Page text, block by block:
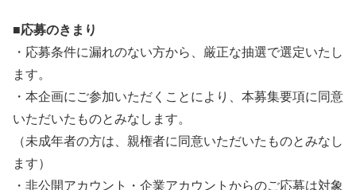
■応募のきまり
・応募条件に漏れのない方から、厳正な抽選で選定いたし
ます。
・本企画にご参加いただくことにより、本募集要項に同意
いただいたものとみなします。
（未成年者の方は、親権者に同意いただいたものとみなし
ます）
・非公開アカウント・企業アカウントからのご応募は対象